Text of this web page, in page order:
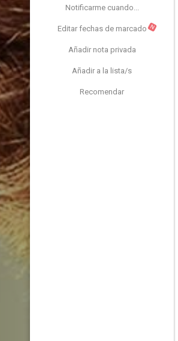
Notificarme cuando...
Editar fechas de marcado N
Añadir nota privada
Añadir a la lista/s
Recomendar